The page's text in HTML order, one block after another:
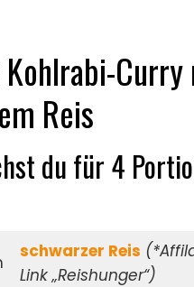
Kohlrabi-
Reis
du für 4
schwarzer Reis
Link „Reishunger“)